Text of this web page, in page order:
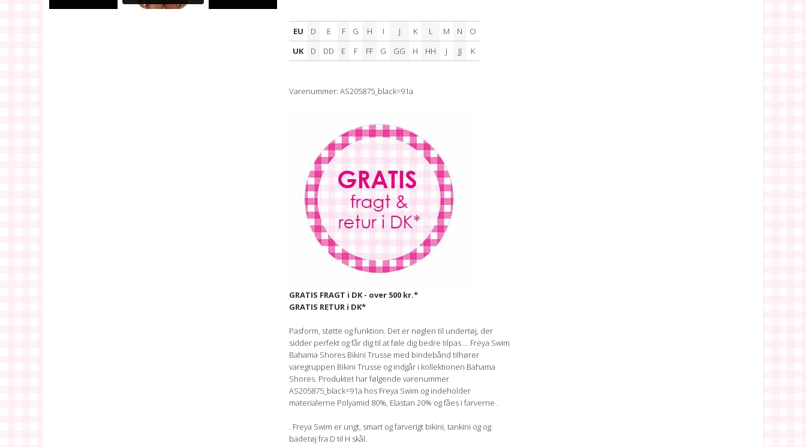
EU D E F G H I J K L M N
O
UK
D DD E F FF G GG H HH J JJ K
Varenummer: AS205875_black=91a
GRATIS FRAGT i DK - over 500 kr.*
GRATIS RETUR i DK*
Pasform, støtte og funktion. Det er nøglen til undertøj, der
sidder perfekt og får dig til at føle dig bedre tilpas ... Freya Swim
Bahama Shores Bikini Trusse med bindebånd tilhører
varegruppen Bikini Trusse og indgår i kollektionen Bahama
Shores. Produktet har følgende varenummer
AS205875_black=91a hos Freya Swim og indeholder
materialerne Polyamid 80%, Elastan 20% og fåes i farverne .
. Freya Swim er ungt, smart og farverigt bikini, tankini og og
badetøj fra D til H skål.